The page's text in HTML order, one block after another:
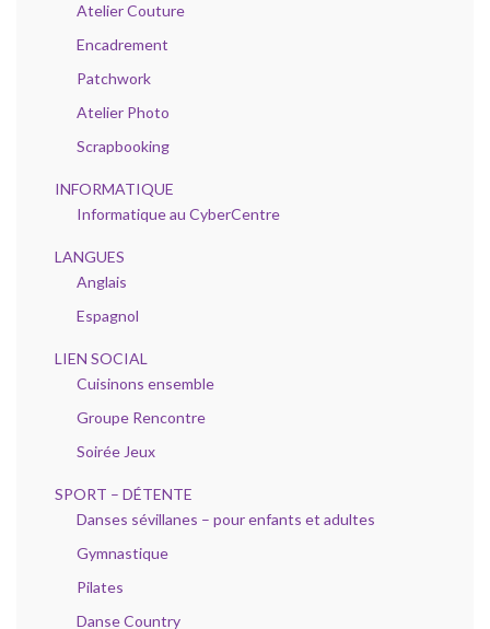
Atelier Couture
Encadrement
Patchwork
Atelier Photo
Scrapbooking
INFORMATIQUE
Informatique au CyberCentre
LANGUES
Anglais
Espagnol
LIEN SOCIAL
Cuisinons ensemble
Groupe Rencontre
Soirée Jeux
SPORT – DÉTENTE
Danses sévillanes – pour enfants et adultes
Gymnastique
Pilates
Danse Country